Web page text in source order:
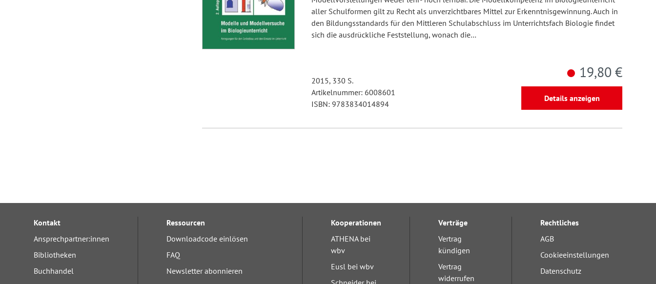
aller Schulformen gilt zu Recht als unverzichtbares Mittel zur Erkenntnisgewinnung. Auch in
den Bildungsstandards für den Mittleren Schulabschluss im Unterrichtsfach Biologie findet
sich die ausdrückliche Feststellung, wonach die…
2015, 330 S.
Artikelnummer: 6008601
ISBN: 9783834014894
19,80 €
Details anzeigen
Kontakt
Ansprechpartner:innen
Bibliotheken
Buchhandel
Ressourcen
Downloadcode einlösen
FAQ
Newsletter abonnieren
Kooperationen
ATHENA bei
wbv
Eusl bei wbv
Verträge
Vertrag
kündigen
Vertrag
widerrufen
Rechtliches
AGB
Cookieeinstellungen
Datenschutz